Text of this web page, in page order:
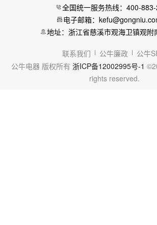
全国统一服务热线：400-
电子邮箱：
地址：浙江省慈溪市观海卫镇观附
联系我们 公牛廉政
公牛
公牛电器 版权所有 浙ICP备12002995号-1
rights reserved.